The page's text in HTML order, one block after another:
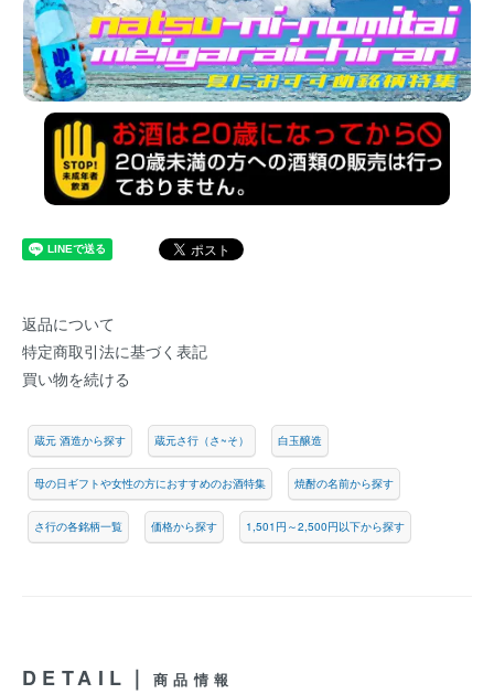
返品について
特定商取引法に基づく表記
買い物を続ける
蔵元 酒造から探す 蔵元さ行（さ~そ） 白玉醸造
母の日ギフトや女性の方におすすめのお酒特集 焼酎の名前から探す
さ行の各銘柄一覧 価格から探す 1,501円～2,500円以下から探す
DETAIL｜ 商品情報